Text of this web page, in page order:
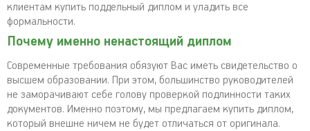
клиентам купить поддельный диплом и уладить все
формальности.
Почему именно ненастоящий диплом
Современные требования обязуют Вас иметь свидетельство о
высшем образовании. При этом, большинство руководителей
не заморачивают себе голову проверкой подлинности таких
документов. Именно поэтому, мы предлагаем купить диплом,
который внешне ничем не будет отличаться от оригинала.